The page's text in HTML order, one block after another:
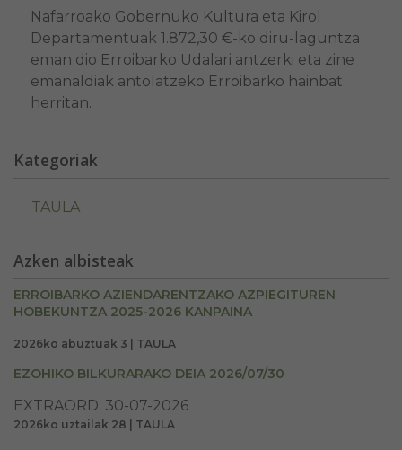
Nafarroako Gobernuko Kultura eta Kirol
Departamentuak 1.872,30 €-ko diru-laguntza
eman dio Erroibarko Udalari antzerki eta zine
emanaldiak antolatzeko Erroibarko hainbat
herritan.
Kategoriak
TAULA
Azken albisteak
ERROIBARKO AZIENDARENTZAKO AZPIEGITUREN
HOBEKUNTZA 2025-2026 KANPAINA
2026ko abuztuak 3 | TAULA
EZOHIKO BILKURARAKO DEIA 2026/07/30
EXTRAORD. 30-07-2026
2026ko uztailak 28 | TAULA